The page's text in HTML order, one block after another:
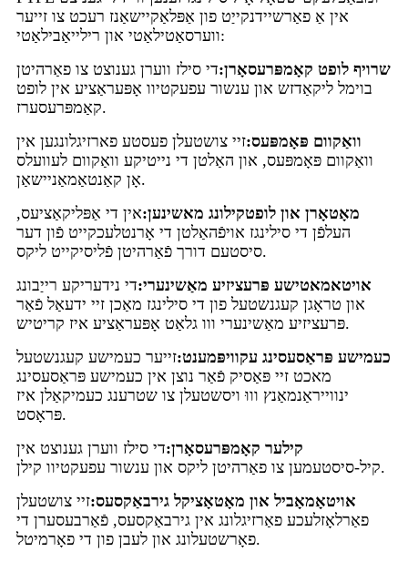
אין אַ פאַרשיידנקייַט פון אַפּלאַקיישאַנז רעכט צו זייער
ווערסאַטילאַטי און רילייאַבילאַטי:
שרויף לופט קאָמפּרעסאָרן:די סילז ווערן גענוצט צו פאַרהיטן
בוימל ליקאַדזש און ענשור עפעקטיוו אָפּעראַציע אין לופט
קאַמפּרעסערז.
וואַקוום פּאָמפּעס:זיי צושטעלן פעסטע פארזיגלונגען אין
וואַקוום פּאָמפּעס, און האַלטן די נייטיקע וואַקוום לעוועלס
אָן קאַנטאַמאַניישאַן.
מאָטאָרן און לופטקילונג מאשינען:אין די אַפּליקאַציעס,
העלפֿן די סילינגז אויפֿהאַלטן די אָרנטלעכקייט פֿון דער
סיסטעם דורך פֿאַרהיטן פֿליסיקייט ליקס.
אויטאמאטישע פּרעציזיע מאַשינערי:די נידעריקע רייַבונג
און טראָגן קעגנשטעל פון די סילינגז מאַכן זיי ידעאַל פֿאַר
פּרעציזיע מאַשינערי ווו גלאַט אָפּעראַציע איז קריטיש.
כעמישע פּראַסעסינג עקוויפּמענט:זייער כעמישע קעגנשטעל
מאכט זיי פּאַסיק פֿאַר נוצן אין כעמישע פּראַסעסינג
ינווייראַנמאַנץ וווּ ויסשטעלן צו שטרענג כעמיקאַלן איז
פּראָסט.
קילער קאָמפּרעסאָרן:די סילז ווערן גענוצט אין
קיל-סיסטעמען צו פאַרהיטן ליקס און ענשור עפעקטיוו קילן.
אויטאָמאָביל און מאָטאָציקל גירבאַקסעס:זיי צושטעלן
פאַרלאָזלעכע פאַרזיגלונג אין גירבאַקסעס, פֿאַרבעסערן די
פאָרשטעלונג און לעבן פון די פאָרמיטל.